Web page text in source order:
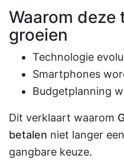
Waarom
groeien
Technologie
Smartphones
Budgetplanning
Dit verklaart waarom
betalen niet langer
gangbare keuze.